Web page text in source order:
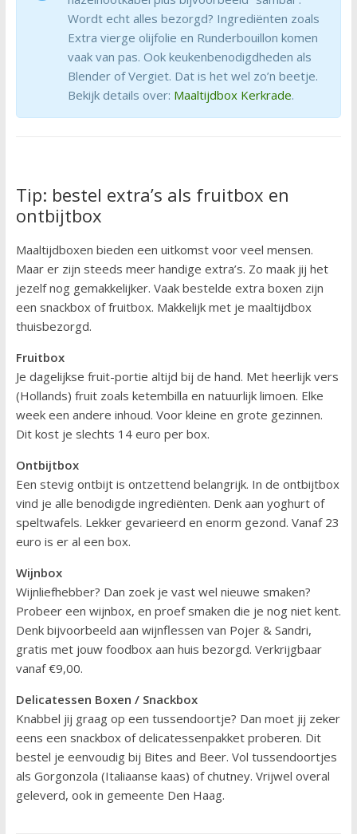
Wordt echt alles bezorgd? Ingrediënten zoals
Extra vierge olijfolie en Runderbouillon komen
vaak van pas. Ook keukenbenodigdheden als
Blender of Vergiet. Dat is het wel zo’n beetje.
Bekijk details over: Maaltijdbox Kerkrade.
Tip: bestel extra’s als fruitbox en
ontbijtbox
Maaltijdboxen bieden een uitkomst voor veel mensen.
Maar er zijn steeds meer handige extra’s. Zo maak jij het
jezelf nog gemakkelijker. Vaak bestelde extra boxen zijn
een snackbox of fruitbox. Makkelijk met je maaltijdbox
thuisbezorgd.
Fruitbox
Je dagelijkse fruit-portie altijd bij de hand. Met heerlijk vers
(Hollands) fruit zoals ketembilla en natuurlijk limoen. Elke
week een andere inhoud. Voor kleine en grote gezinnen.
Dit kost je slechts 14 euro per box.
Ontbijtbox
Een stevig ontbijt is ontzettend belangrijk. In de ontbijtbox
vind je alle benodigde ingrediënten. Denk aan yoghurt of
speltwafels. Lekker gevarieerd en enorm gezond. Vanaf 23
euro is er al een box.
Wijnbox
Wijnliefhebber? Dan zoek je vast wel nieuwe smaken?
Probeer een wijnbox, en proef smaken die je nog niet kent.
Denk bijvoorbeeld aan wijnflessen van Pojer & Sandri,
gratis met jouw foodbox aan huis bezorgd. Verkrijgbaar
vanaf €9,00.
Delicatessen Boxen / Snackbox
Knabbel jij graag op een tussendoortje? Dan moet jij zeker
eens een snackbox of delicatessenpakket proberen. Dit
bestel je eenvoudig bij Bites and Beer. Vol tussendoortjes
als Gorgonzola (Italiaanse kaas) of chutney. Vrijwel overal
geleverd, ook in gemeente Den Haag.